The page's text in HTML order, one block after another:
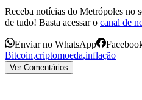
Receba notícias do Metrópoles no
de tudo! Basta acessar o canal de
Enviar no WhatsApp
Bitcoin,criptomoeda,inflação
Ver Comentários